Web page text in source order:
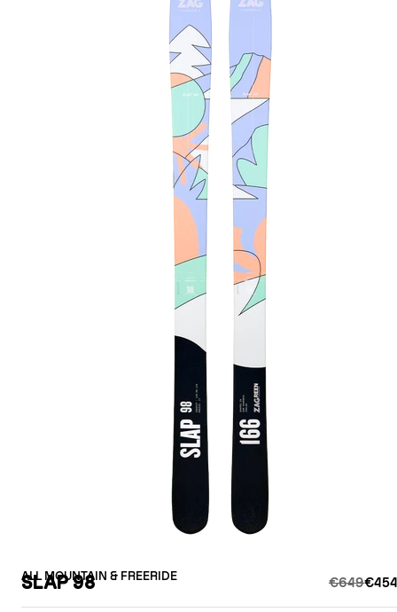
ALL MOUNTAIN & FREERIDE
SLAP 98 €649